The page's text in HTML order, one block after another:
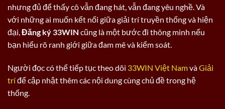
nhưng đủ để thấy cô vẫn đang hát, vẫn đang yêu nghề. Và
với những ai muốn kết nối giữa giải trí truyền thống và hiện
đại,Đăng ký 33WIN cũng là một bước đi thông minh nếu
bạn hiểu rõ ranh giới giữa đam mê và kiểm soát.
Người đọc có thể tiếp tục theo dõi 33WIN Việt NamvàGiải
tríđể cập nhật thêm các nội dung cùng chủ đề trong hệ
thống.